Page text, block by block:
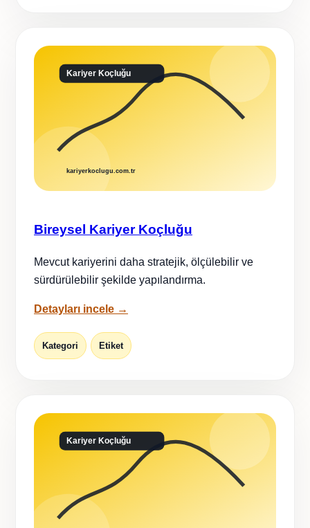
Bireysel Kariyer Koçluğu
Mevcut kariyerini daha stratejik, ölçülebilir ve
sürdürülebilir şekilde yapılandırma.
Detayları incele →
Kategori Etiket